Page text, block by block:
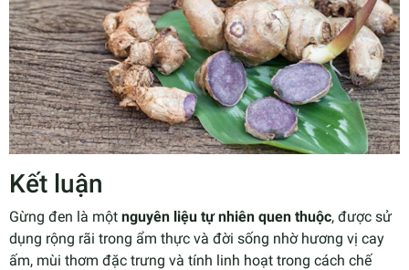
Kết luận
Gừng đen là một nguyên liệu tự nhiên quen thuộc, được sử
dụng rộng rãi trong ẩm thực và đời sống nhờ hương vị cay
ấm, mùi thơm đặc trưng và tính linh hoạt trong cách chế